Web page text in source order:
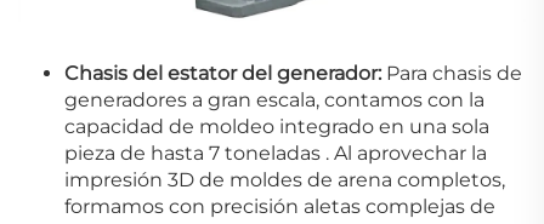
Chasis del estator del generador: Para chasis de
generadores a gran escala, contamos con la
capacidad de moldeo integrado en una sola
pieza de hasta 7 toneladas . Al aprovechar la
impresión 3D de moldes de arena completos,
formamos con precisión aletas complejas de